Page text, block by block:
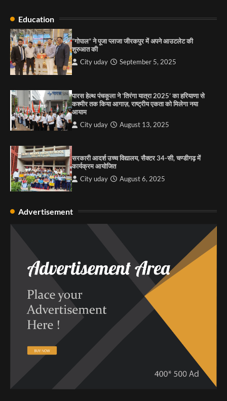
की कसम: देवशाली
City uday
Education
“गोपाल” ने पूजा प्लाजा जीरकपुर में अपने आउटलेट की
शुरुआत की
City uday September 5, 2025
पारस हेल्थ पंचकूला ने ‘तिरंगा यात्रा 2025’ का हरियाणा से
कश्मीर तक किया आगाज़, राष्ट्रीय एकता को मिलेगा नया
आयाम
City uday August 13, 2025
सरकारी आदर्श उच्च विद्यालय, सैक्टर 34-सी, चण्डीगढ़ में
कार्यक्रम आयोजित
City uday August 6, 2025
Advertisement